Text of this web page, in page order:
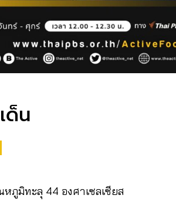
ด็น
ภูมิทะลุ 44 องศาเซลเซียส